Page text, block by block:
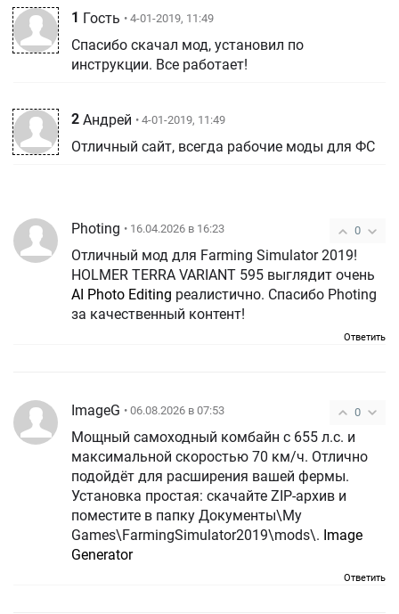
1 Гость • 4-01-2019, 11:49
Спасибо скачал мод, установил по
инструкции. Все работает!
2 Андрей • 4-01-2019, 11:49
Отличный сайт, всегда рабочие моды для ФС
0
Photing • 16.04.2026 в 16:23
Отличный мод для Farming Simulator 2019!
HOLMER TERRA VARIANT 595 выглядит очень
AI Photo Editing реалистично. Спасибо Photing
за качественный контент!
Ответить
0
ImageG • 06.08.2026 в 07:53
Мощный самоходный комбайн с 655 л.с. и
максимальной скоростью 70 км/ч. Отлично
подойдёт для расширения вашей фермы.
Установка простая: скачайте ZIP-архив и
поместите в папку Документы\My
Games\FarmingSimulator2019\mods\. Image
Generator
Ответить